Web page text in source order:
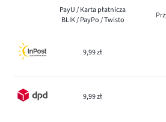
PayU / Karta płatnicza
BLIK / PayPo / Twisto
9,99 zł
9,99 zł